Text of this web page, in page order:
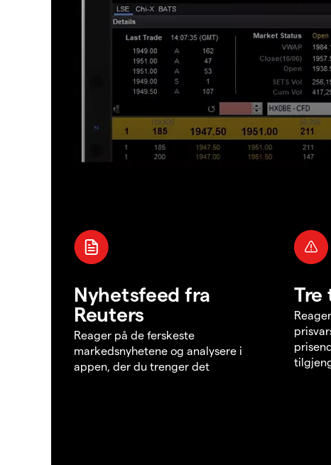
Nyhetsfeed fra
Reuters
Reager på de ferskeste
markedsnyhetene og analysere i
appen, der du trenger det
Tre